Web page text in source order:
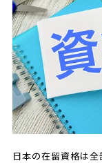
日本の在留資格は